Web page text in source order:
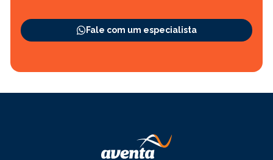
Fale com um especialista